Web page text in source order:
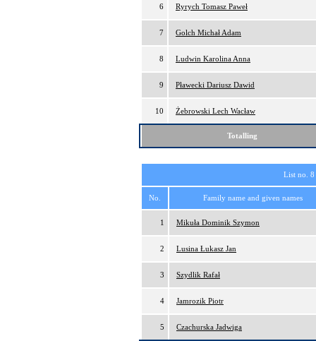
6 Ryrych Tomasz Paweł
7 Golch Michał Adam
8 Ludwin Karolina Anna
9 Pławecki Dariusz Dawid
10 Żebrowski Lech Wacław
Totalling
List no.
No. Family name and given names
1 Mikuła Dominik Szymon
2 Lusina Łukasz Jan
3 Szydlik Rafał
4 Jamrozik Piotr
5 Czachurska Jadwiga